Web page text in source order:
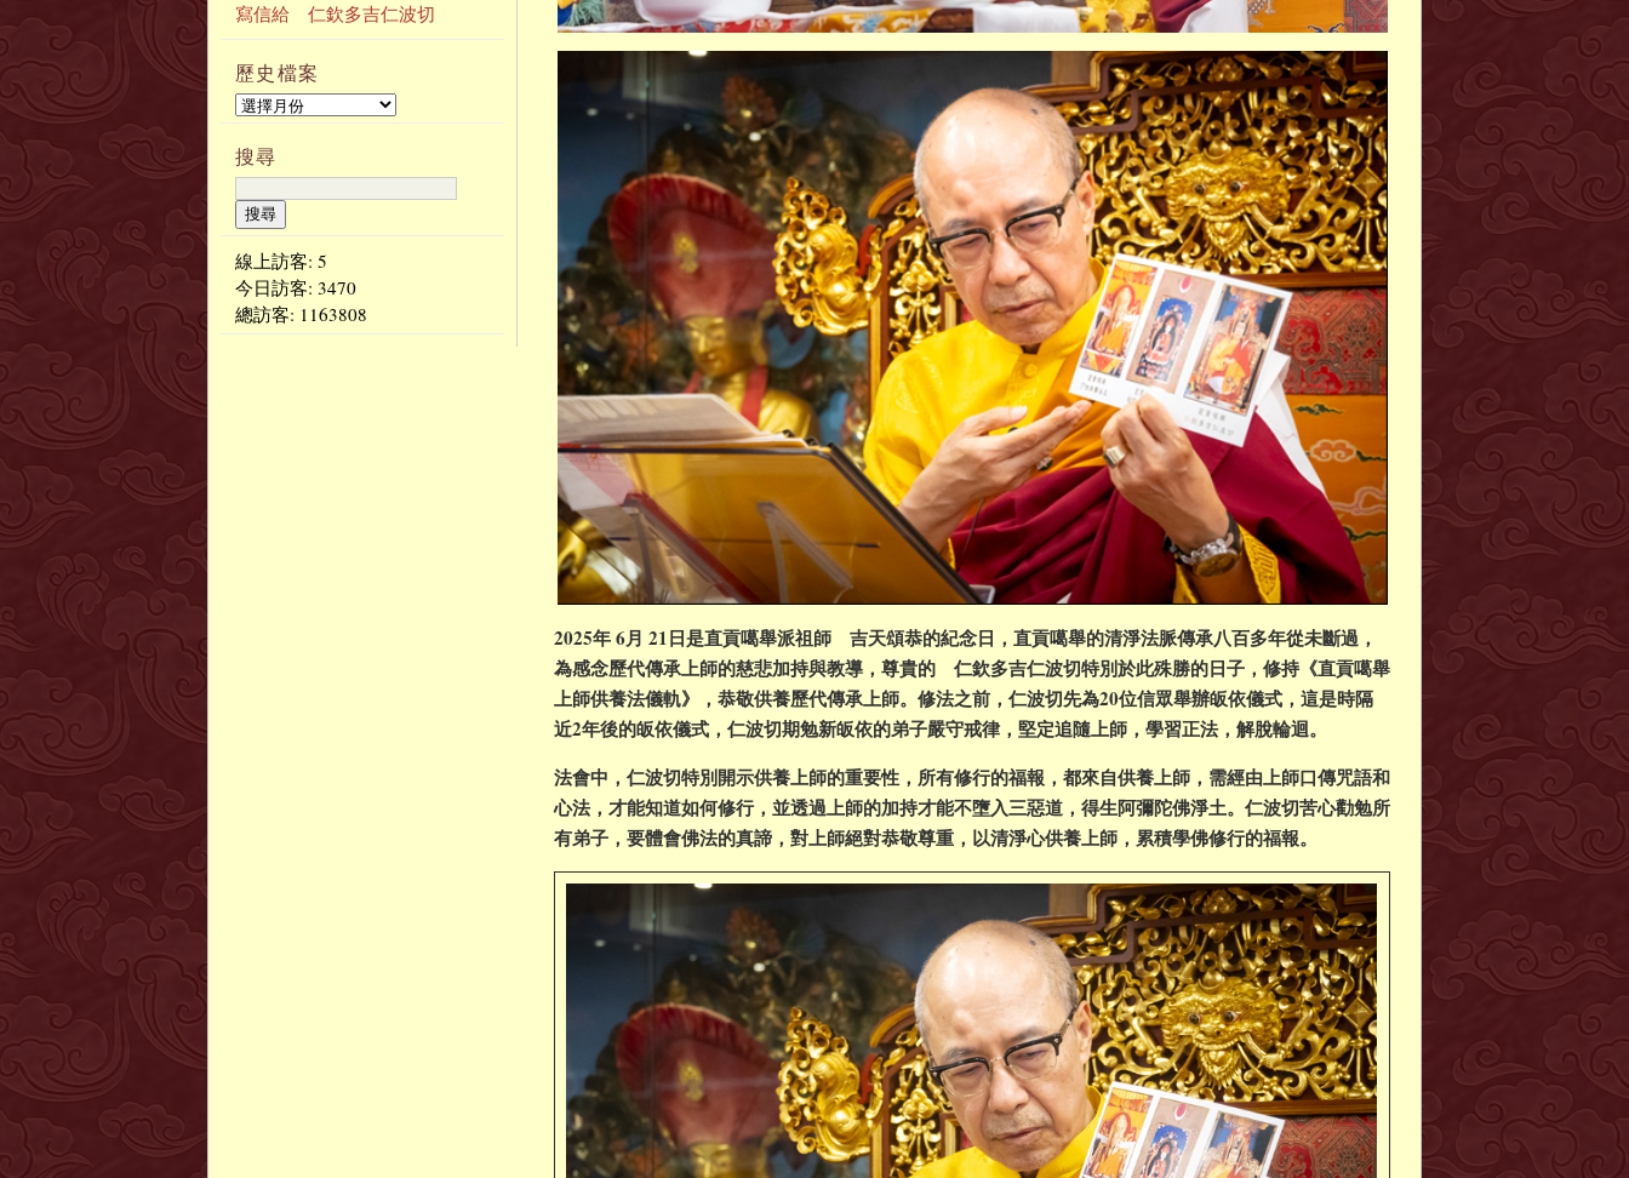
2025年 6月 21日是直貢噶舉派祖師 吉天頌恭的紀念日，直貢噶舉的清淨法脈傳承八百多年從未斷過，
為感念歷代傳承上師的慈悲加持與教導，尊貴的 仁欽多吉仁波切特別於此殊勝的日子，修持《直貢噶舉
上師供養法儀軌》，恭敬供養歷代傳承上師。修法之前，仁波切先為20位信眾舉辦皈依儀式，這是時隔
近2年後的皈依儀式，仁波切期勉新皈依的弟子嚴守戒律，堅定追隨上師，學習正法，解脫輪迴。
法會中，仁波切特別開示供養上師的重要性，所有修行的福報，都來自供養上師，需經由上師口傳咒語和
心法，才能知道如何修行，並透過上師的加持才能不墮入三惡道，得生阿彌陀佛淨土。仁波切苦心勸勉所
有弟子，要體會佛法的真諦，對上師絕對恭敬尊重，以清淨心供養上師，累積學佛修行的福報。
寫信給 仁欽多吉仁波切
歷史檔案
搜尋
線上訪客: 5
今日訪客: 3470
總訪客: 1163808